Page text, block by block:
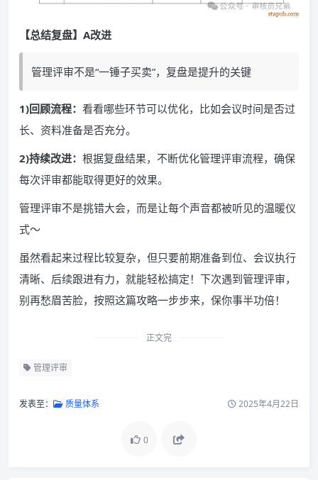
【总结复盘】A改进
管理评审不是“一锤子买卖”，复盘是提升的关键
1)回顾流程： 看看哪些环节可以优化，比如会议时间是否过
长、资料准备是否充分。
2)持续改进： 根据复盘结果，不断优化管理评审流程，确保
每次评审都能取得更好的效果。
管理评审不是挑错大会，而是让每个声音都被听见的温暖仪
式～
虽然看起来过程比较复杂，但只要前期准备到位、会议执行
清晰、后续跟进有力，就能轻松搞定！下次遇到管理评审，
别再愁眉苦脸，按照这篇攻略一步步来，保你事半功倍！
正文完
管理评审
发表至： 质量体系 2025年4月22日
0